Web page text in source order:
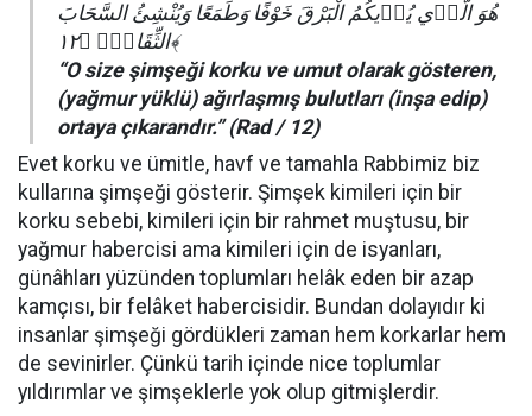
هُوَ الَّذ۪ي يُر۪يكُمُ الْبَرْقَ خَوْفًا وَطَمَعًا وَيُنْشِئُ السَّحَابَ
الثِّقَالَۚ ﴿١٢﴾
“O size şimşeği korku ve umut olarak gösteren,
(yağmur yüklü) ağırlaşmış bulutları (inşa edip)
ortaya çıkarandır.”(Rad / 12)
Evet korku ve ümitle, havf ve tamahla Rabbimiz biz
kullarına şimşeği gösterir. Şimşek kimileri için bir
korku sebebi, kimileri için bir rahmet muştusu, bir
yağmur habercisi ama kimileri için de isyanları,
günâhları yüzünden toplumları helâk eden bir azap
kamçısı, bir felâket habercisidir. Bundan dolayıdır ki
insanlar şimşeği gördükleri zaman hem korkarlar hem
de sevinirler. Çünkü tarih içinde nice toplumlar
yıldırımlar ve şimşeklerle yok olup gitmişlerdir.